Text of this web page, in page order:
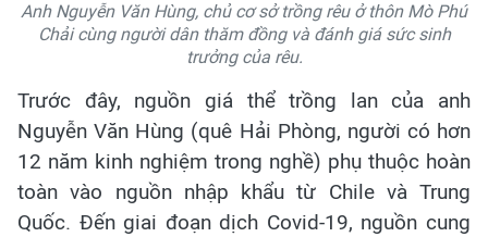
Anh Nguyễn Văn Hùng, chủ cơ sở trồng rêu ở thôn Mò Phú
Chải cùng người dân thăm đồng và đánh giá sức sinh
trưởng của rêu.
Trước đây, nguồn giá thể trồng lan của anh
Nguyễn Văn Hùng (quê Hải Phòng, người có hơn
12 năm kinh nghiệm trong nghề) phụ thuộc hoàn
toàn vào nguồn nhập khẩu từ Chile và Trung
Quốc. Đến giai đoạn dịch Covid-19, nguồn cung